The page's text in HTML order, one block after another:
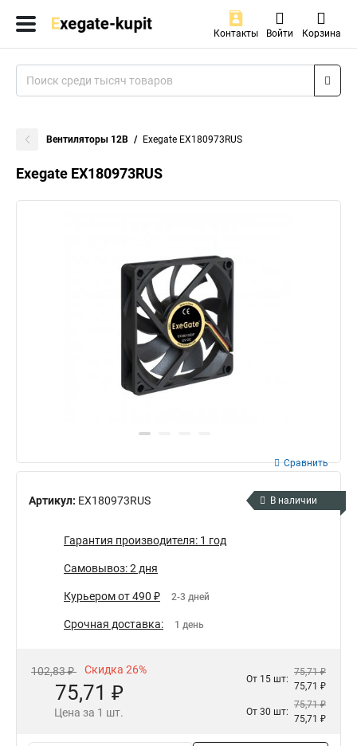
Контакты Войти Корзина
Вентиляторы 12В Exegate EX180973RUS
Exegate EX180973RUS
Артикул: EX180973RUS
Сравнить
В наличии
Гарантия производителя: 1 год
Самовывоз: 2 дня
Курьером от 490 ₽ 2-3 дней
Срочная доставка: 1 день
102,83 ₽ Скидка 26%
75,71 ₽
Цена за 1 шт.
От 15 шт:
75,71 ₽
75,71 ₽
От 30 шт:
75,71 ₽
75,71 ₽